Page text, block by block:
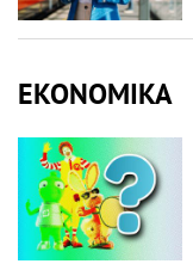
EKONOMIKA